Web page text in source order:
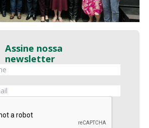
Assine nossa
newsletter